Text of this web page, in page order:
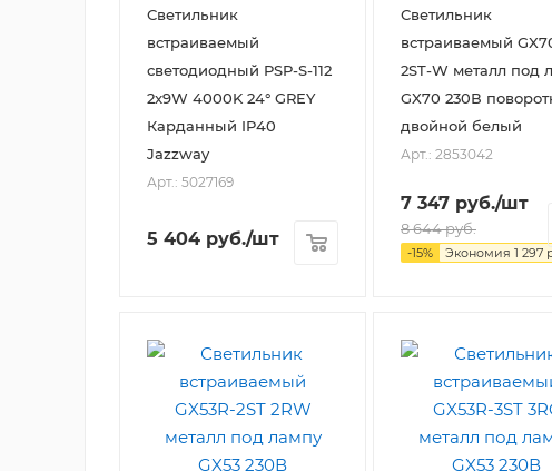
Светильник
встраиваемый
светодиодный PSP-S-112
2x9W 4000K 24° GREY
Карданный IP40
Jazzway
Арт.: 5027169
5 404 руб./шт
Светильник
встраиваемый
2ST-W металл под
GX70 230В
двойной белый
Арт.: 2853042
7 347 руб./шт
8 644руб.
-15% Экономия 1 297